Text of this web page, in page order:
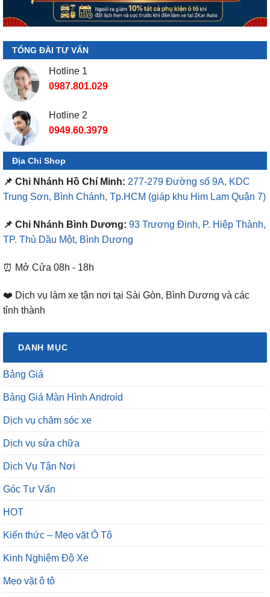
TỔNG ĐÀI TƯ VẤN
Hotline 1
0987.801.029
Hotline 2
0949.60.3979
Địa Chỉ Shop
📌 Chi Nhánh Hồ Chí Minh: 277-279 Đường số 9A, KDC
Trung Sơn, Bình Chánh, Tp.HCM (giáp khu Him Lam Quận 7)
📌 Chi Nhánh Bình Dương: 93 Trương Định, P. Hiệp Thành,
TP. Thủ Dầu Một, Bình Dương
⏰ Mở Cửa 08h - 18h
❤️ Dịch vụ làm xe tận nơi tại Sài Gòn, Bình Dương và các
tỉnh thành
DANH MỤC
Bảng Giá
Bảng Giá Màn Hình Android
Dịch vụ chăm sóc xe
Dịch vụ sửa chữa
Dịch Vụ Tận Nơi
Góc Tư Vấn
HOT
Kiến thức – Mẹo vặt Ô Tô
Kinh Nghiệm Độ Xe
Mẹo vặt ô tô